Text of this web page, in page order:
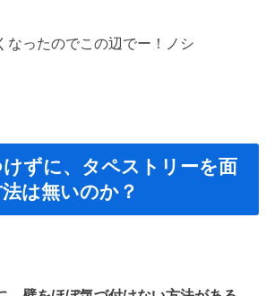
なったのでこの辺でー！ノシ
ずに、タペストリーを面
は無いのか？